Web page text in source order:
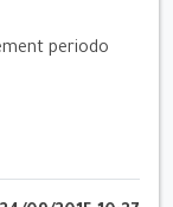
periodo